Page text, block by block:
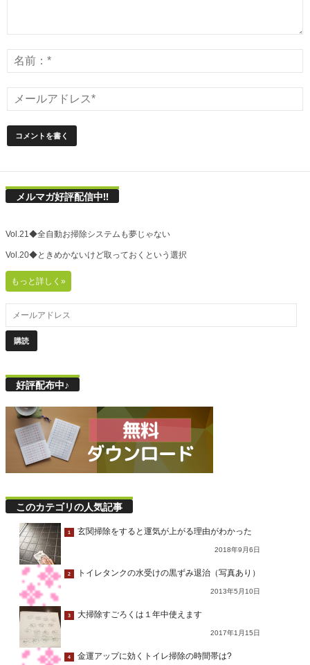
メルマガ好評配信中!!
Vol.21◆全自動お掃除システムも夢じゃない
Vol.20◆ときめかないけど取っておくという選択
もっと詳しく»
好評配布中♪
このカテゴリの人気記事
1 玄関掃除をすると運気が上がる理由がわかった
2018年9月6日
2 トイレタンクの水受けの黒ずみ退治（写真あり）
2013年5月10日
3 大掃除すごろくは１年中使えます
2017年1月15日
4 金運アップに効くトイレ掃除の時間帯は?